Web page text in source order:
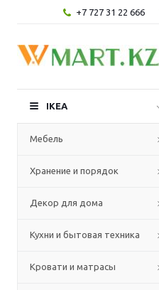
+7 727 31 22 666
IKEA
Мебель
Хранение и порядок
Декор для дома
Кухни и бытовая техника
Кровати и матрасы